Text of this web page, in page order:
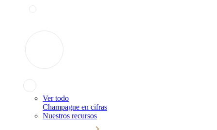
Ver todo
Champagne en cifras
Nuestros recursos